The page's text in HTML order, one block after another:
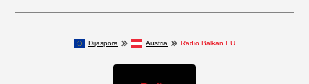
Dijaspora Austria Radio Balkan EU